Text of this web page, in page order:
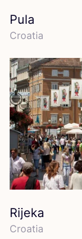
Pula
Croa­tia
Rijeka
Croa­tia